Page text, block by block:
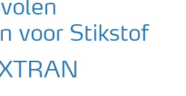
voor Stikstof